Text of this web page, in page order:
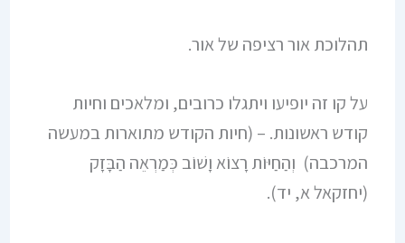
תהלוכת אור רציפה של אור.
על קו זה יופיעו ויתגלו כרובים, ומלאכים וחיות
קודש ראשונות. – (חיות הקודש מתוארות במעשה
המרכבה) וְהַחַיּוֹת רָצוֹא וָשׁוֹב כְּמַרְאֵה הַבָּזָק
(יחזקאל א, יד).